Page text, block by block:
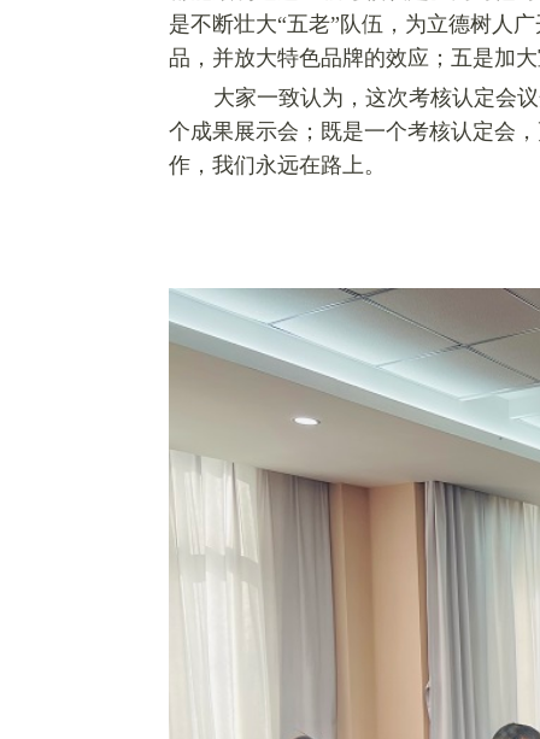
是不断壮大“五老”队伍，为立德树人
品，并放大特色品牌的效应；五是加
大家一致认为，这次考核认定会
个成果展示会；既是一个考核认定会
作，我们永远在路上。